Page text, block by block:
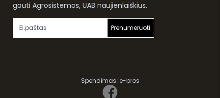
gauti Agrosistemos, UAB naujienlaiškius.
Prenumeruoti
Spendimas: e-bros